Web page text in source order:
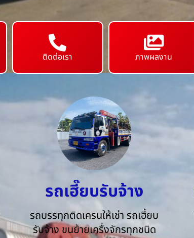
ติดต่อเรา ภาพผลงาน
รถเฮี๊ยบรับจ้าง
รถบรรทุกติดเครนให้เช่า รถเฮี้ยบ
รับจ้าง ขนย้ายเครื่งจักรทุกชนิด